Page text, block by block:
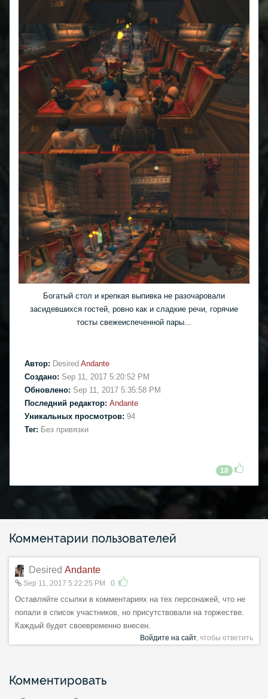
Богатый стол и крепкая выпивка не разочаровали
засидевшихся гостей, ровно как и сладкие речи, горячие
тосты свежеиспеченной пары...
Автор: Desired Andante
Создано: Sep 11, 2017 5:20:52 PM
Обновлено: Sep 11, 2017 5:35:58 PM
Последний редактор: Andante
Уникальных просмотров: 94
Тег: Без привязки
18
Комментарии пользователей
Desired Andante
Sep 11, 2017 5:22:25 PM 0
Оставляйте ссылки в комментариях на тех персонажей, что не
попали в список участников, но присутствовали на торжестве.
Каждый будет своевременно внесен.
Войдите на сайт, чтобы ответить
Комментировать